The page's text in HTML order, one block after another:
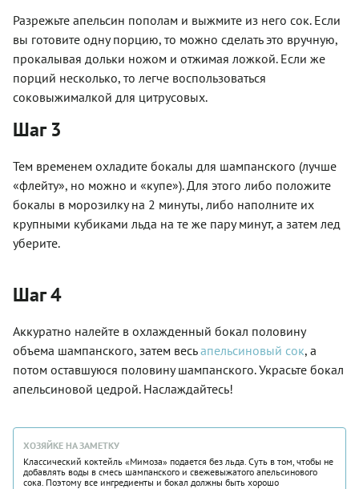
Разрежьте апельсин пополам и выжмите из него сок. Если
вы готовите одну порцию, то можно сделать это вручную,
прокалывая дольки ножом и отжимая ложкой. Если же
порций несколько, то легче воспользоваться
соковыжималкой для цитрусовых.
Шаг 3
Тем временем охладите бокалы для шампанского (лучше
«флейту», но можно и «купе»). Для этого либо положите
бокалы в морозилку на 2 минуты, либо наполните их
крупными кубиками льда на те же пару минут, а затем лед
уберите.
Шаг 4
Аккуратно налейте в охлажденный бокал половину
объема шампанского, затем весьапельсиновый сок, а
потом оставшуюся половину шампанского. Украсьте бокал
апельсиновой цедрой. Наслаждайтесь!
ХОЗЯЙКЕ НА ЗАМЕТКУ
Классический коктейль «Мимоза» подается без льда. Суть в том, чтобы не
добавлять воды в смесь шампанского и свежевыжатого апельсинового
сока. Поэтому все ингредиенты и бокал должны быть хорошо